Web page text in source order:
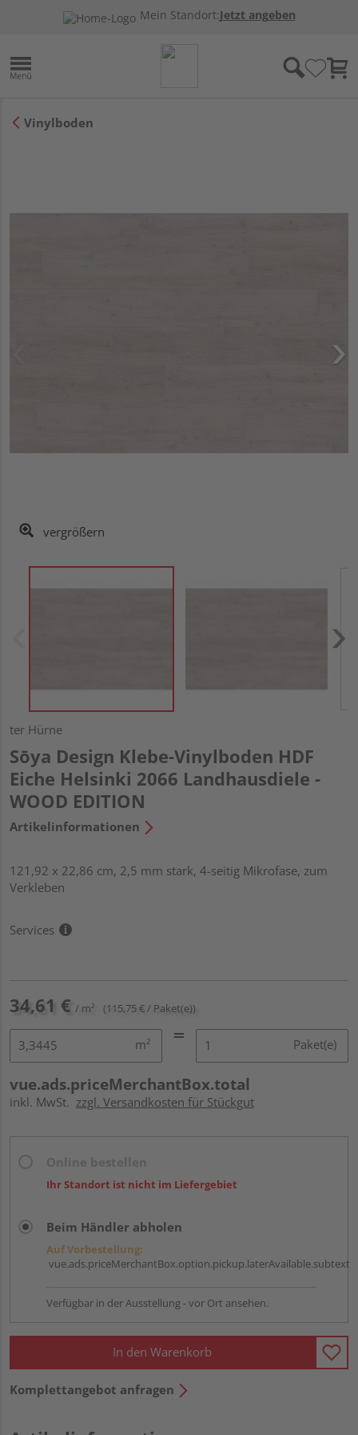
Mein Standort:Jetzt angeben
Vinylboden
vergrößern
ter Hürne
Sōya Design Klebe-Vinylboden HDF
Eiche Helsinki 2066 Landhausdiele -
WOOD EDITION
Artikelinformationen
121,92 x 22,86 cm, 2,5 mm stark, 4-seitig Mikrofase, zum
Verkleben
Services
34,61 € / m² (115,75 € / Paket(e))
m² Paket(e)
vue.ads.priceMerchantBox.total
inkl. MwSt. zzgl. Versandkosten für Stückgut
Ihr Standort ist nicht im Liefergebiet
Beim Händler abholen
Auf Vorbestellung:
vue.ads.priceMerchantBox.option.pickup.laterAvailable.subtext
Verfügbar in der Ausstellung - vor Ort ansehen.
In den Warenkorb
Komplettangebot anfragen